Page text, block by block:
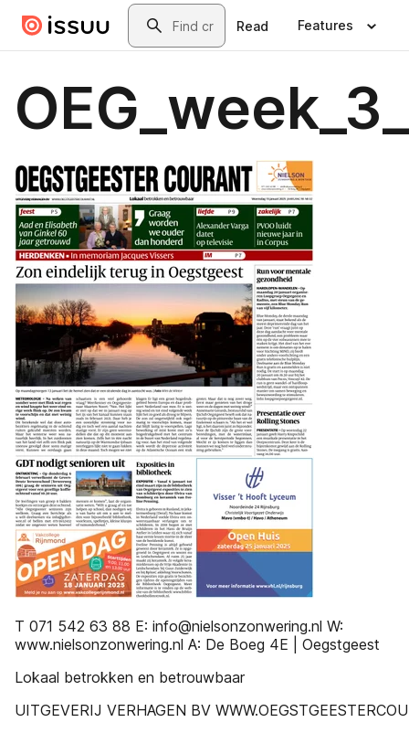
Skip to main contentSearch
Read Features
T 071 542 63 88 E: info@nielsonzonwering.nl W:
www.nielsonzonwering.nl A: De Boeg 4E | Oegstgeest
Lokaal betrokken en betrouwbaar
UITGEVERIJ VERHAGEN BV